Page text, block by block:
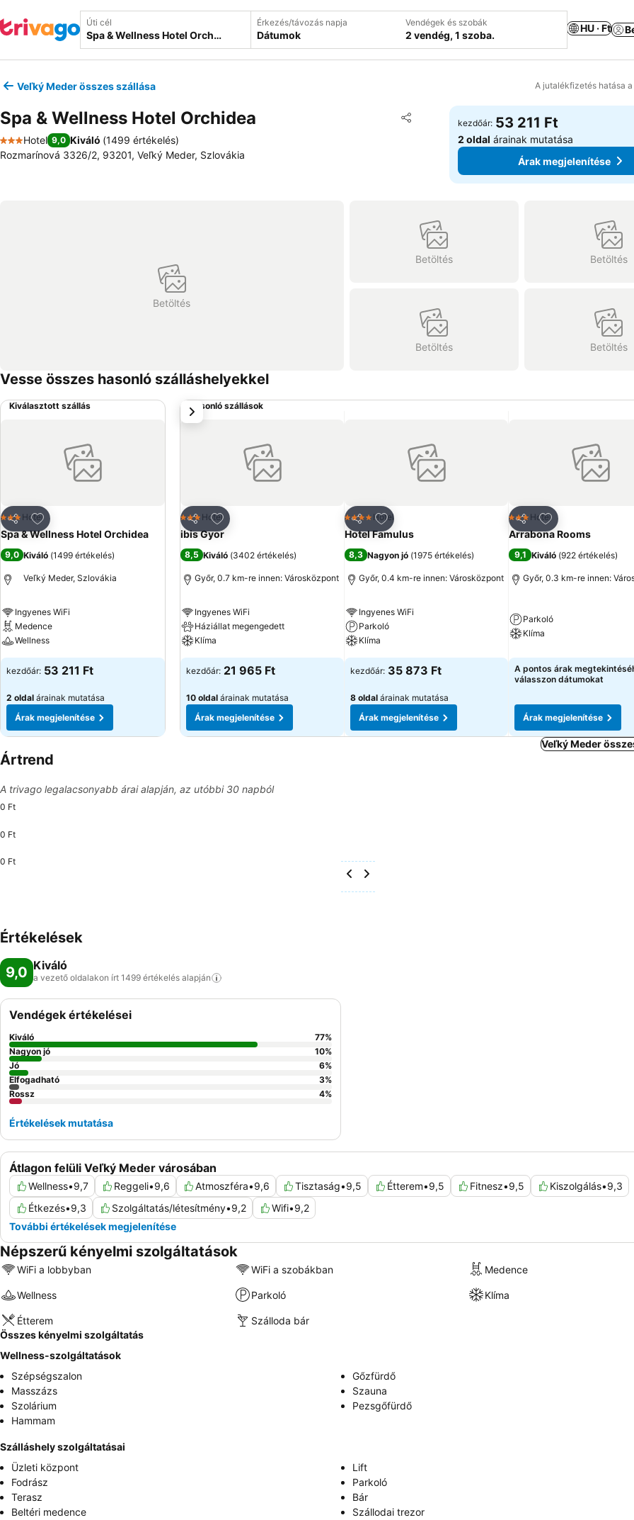
Úti cél Érkezés/távozás napja
Dátumok
Vendégek és szobák
2 vendég, 1 szoba.
HU · Ft
Veľký Meder összes szállása A jutalékfizetés hatása
Spa & Wellness Hotel Orchidea Megosztás
Hozzáadás a kedvencekhez
3 Kategória
Hotel 9,0 Kiváló (1499 értékelés)
Rozmarínová 3326/2, 93201, Veľký Meder, Szlovákia
kezdőár: 53 211 Ft
2 oldal árainak mutatása
Árak megjelenítése
Betöltés
Betöltés Betöltés
Betöltés Betöltés
Vesse összes hasonló szálláshelyekkel
Kiválasztott szállás
Megosztás
Hozzáadás a kedvencekhez
3 Kategória
Hotel
Spa & Wellness Hotel Orchidea
9,0 Kiváló (1499 értékelés)
Veľký Meder, Szlovákia
Ingyenes WiFi
Medence
Wellness
kezdőár: 53 211 Ft
2 oldal árainak mutatása
Árak megjelenítése
Hasonló szállások
Megosztás
Hozzáadás a kedvencekhez
3 Kategória
Hotel
ibis Gyor
8,5 Kiváló (3402 értékelés)
Győr, 0.7 km-re innen: Városközpont
Ingyenes WiFi
Háziállat megengedett
Klíma
kezdőár: 21 965 Ft
10 oldal árainak mutatása
Árak megjelenítése
Megosztás
Hozzáadás a kedvencekhez
4 Kategória
Hotel
Hotel Famulus
8,3 Nagyon jó (1975 értékelés)
Győr, 0.4 km-re innen: Városközpont
Ingyenes WiFi
Parkoló
Klíma
kezdőár: 35 873 Ft
8 oldal árainak mutatása
Árak megjelenítése
Megosztás
Hozzáadás a
3 Kategória
Hotel
Arrabona Rooms
9,1 Kiváló (922 értékelés)
Győr, 0.3 km-re innen:
Parkoló
Klíma
A pontos árak
válasszon dátumokat
Árak megjelenítése
következő
Veľký Meder
Ártrend
A trivago legalacsonyabb árai alapján, az utóbbi 30 napból
0 Ft
0 Ft
0 Ft
Értékelések
9,0 Kiváló
a vezető oldalakon írt 1499 értékelés alapján
Átlagon felüli Veľký Meder városában
Wellness•9,7 Reggeli•9,6 Atmoszféra•9,6 Tisztaság•9,5 Étterem•9,5 Fitnesz•9,5 Kiszolgálás•9,3
Étkezés•9,3 Szolgáltatás/létesítmény•9,2 Wifi•9,2
További értékelések megjelenítése
Vendégek értékelései
Kiváló 77%
Nagyon jó
10%
Jó
6%
Elfogadható
3%
Rossz
4%
Értékelések mutatása
Népszerű kényelmi szolgáltatások
WiFi a lobbyban WiFi a szobákban Medence
Wellness Parkoló Klíma
Étterem
Szálloda bár
Összes kényelmi szolgáltatás
Wellness-szolgáltatások
Szépségszalon
Gőzfürdő
Masszázs
Szauna
Szolárium
Pezsgőfürdő
Hammam
Szálláshely szolgáltatásai
Üzleti központ
Lift
Fodrász
Parkoló
Terasz
Bár
Beltéri medence
Szállodai trezor